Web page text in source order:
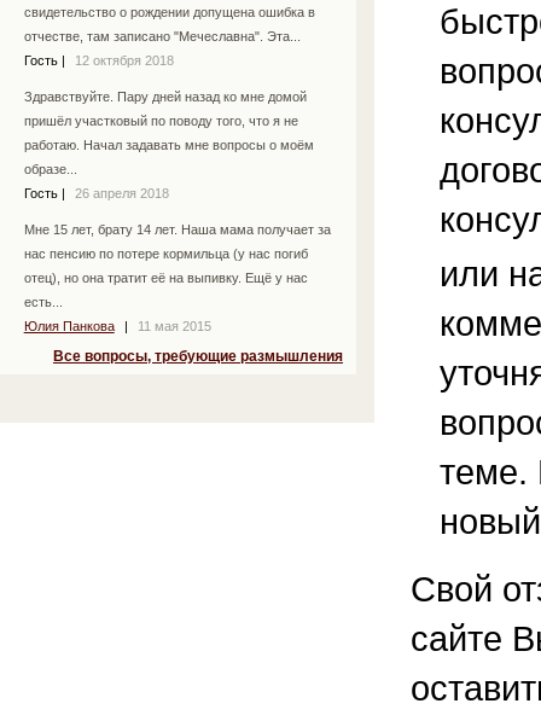
свидетельство о рождении допущена ошибка в
отчестве, там записано "Мечеславна". Эта...
Гость
12 октября 2018
Здравствуйте. Пару дней назад ко мне домой
пришёл участковый по поводу того, что я не
работаю. Начал задавать мне вопросы о моём
образе...
Гость
26 апреля 2018
Мне 15 лет, брату 14 лет. Наша мама получает за
нас пенсию по потере кормильца (у нас погиб
отец), но она тратит её на выпивку. Ещё у нас
есть...
Юлия Панкова
11 мая 2015
Все вопросы, требующие размышления
или
теме.
Свой
сайте